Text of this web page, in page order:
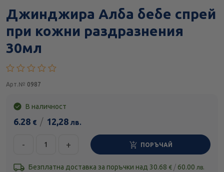
Джинджира Алба бебе спрей
при кожни раздразнения
30мл
Арт.№ 0987
В наличност
6.28 € / 12,28 лв.
- + ПОРЪЧАЙ
Безплатна доставка за поръчки над 30.68 € / 60.00 лв.